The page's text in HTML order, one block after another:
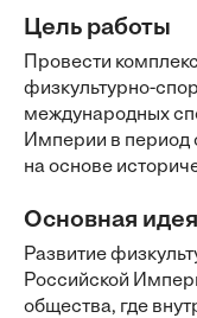
Цель работы
Провести
физкультурно-
международных
Империи в период
на основе
Основная идея
Развитие
Российской
общества, где